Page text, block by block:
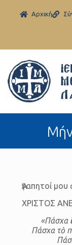
Aρχική
Ἀγαπητοί μου
ΧΡΙΣΤΟΣ
«Πάσχα
Πάσχα τὸ